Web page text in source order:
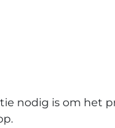
nodig is om het